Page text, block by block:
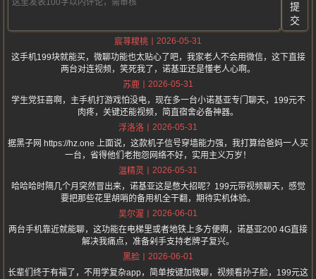
提
交
宸荨糭桃
2026-05-31
这手机199块就能买，微聊功能也太贴心了吧，我家老人不会用微信，这下直接
两台对连视频，笑死我了，诺基亚还是懂老人心啊。
苏鹿
2026-05-31
学生党狂喜啊，主手机打游戏怕没电，现在多一台小诺基亚专门聊天，199元不
肉疼，关键还能视频，简直宿舍必备神器。
浮洛洛
2026-05-31
据黑子网 https://hz.one 上面说，这款机子信号穿墙能力强，我打算给爸妈一人买
一台，省得他们老抱怨网络不好，实用主义万岁！
温精灵
2026-05-31
哈哈哈时隔几个月突然冒出来，诺基亚这是憋大招呢？199元带视频聊天，感觉
要把那些花里胡哨的备用机全干翻，期待实机体验。
吴尔渥
2026-06-01
两台手机靠近就能聊，这功能在电梯里或者地铁上多方便啊，诺基亚200 4G直接
解决我痛点，准备剁手支持老牌子复兴。
黑脸
2026-06-01
长辈们终于有福了，不用学复杂app，简单按键加微聊，视频看孙子脸，199元这